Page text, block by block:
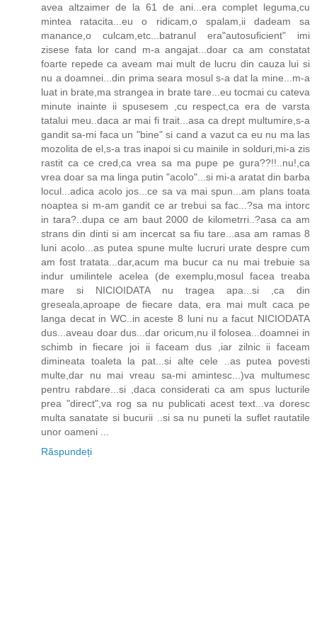
avea altzaimer de la 61 de ani...era complet leguma,cu
mintea ratacita...eu o ridicam,o spalam,ii dadeam sa
manance,o culcam,etc...batranul era"autosuficient" imi
zisese fata lor cand m-a angajat...doar ca am constatat
foarte repede ca aveam mai mult de lucru din cauza lui si
nu a doamnei...din prima seara mosul s-a dat la mine...m-a
luat in brate,ma strangea in brate tare...eu tocmai cu cateva
minute inainte ii spusesem ,cu respect,ca era de varsta
tatalui meu..daca ar mai fi trait...asa ca drept multumire,s-a
gandit sa-mi faca un "bine" si cand a vazut ca eu nu ma las
mozolita de el,s-a tras inapoi si cu mainile in solduri,mi-a zis
rastit ca ce cred,ca vrea sa ma pupe pe gura??!!..nu!,ca
vrea doar sa ma linga putin "acolo"...si mi-a aratat din barba
locul...adica acolo jos...ce sa va mai spun...am plans toata
noaptea si m-am gandit ce ar trebui sa fac...?sa ma intorc
in tara?..dupa ce am baut 2000 de kilometrri..?asa ca am
strans din dinti si am incercat sa fiu tare...asa am ramas 8
luni acolo...as putea spune multe lucruri urate despre cum
am fost tratata...dar,acum ma bucur ca nu mai trebuie sa
indur umilintele acelea (de exemplu,mosul facea treaba
mare si NICIOIDATA nu tragea apa...si ,ca din
greseala,aproape de fiecare data, era mai mult caca pe
langa decat in WC..in aceste 8 luni nu a facut NICIODATA
dus...aveau doar dus...dar oricum,nu il folosea...doamnei in
schimb in fiecare joi ii faceam dus ,iar zilnic ii faceam
dimineata toaleta la pat...si alte cele ..as putea povesti
multe,dar nu mai vreau sa-mi amintesc...)va multumesc
pentru rabdare...si ,daca considerati ca am spus lucturile
prea "direct",va rog sa nu publicati acest text...va doresc
multa sanatate si bucurii ..si sa nu puneti la suflet rautatile
unor oameni ...
Răspundeți